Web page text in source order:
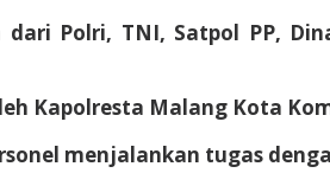
dari Polri, TNI, Satpol PP,
Kapolresta Malang Kota
menjalankan tugas